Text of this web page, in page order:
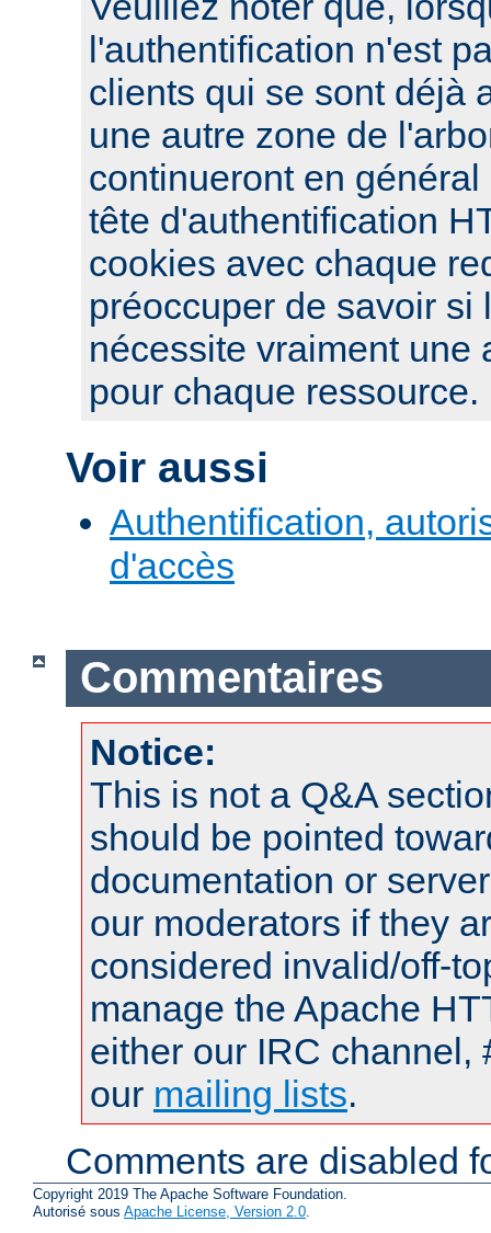
l'authentification n'est
clients qui se sont déjà
une autre zone de
continueront en
tête d'authentification
cookies avec chaque
préoccuper de savoir si
nécessite vraiment une
pour chaque ressource.
Voir aussi
Authentification,
d'accès
Commentaires
Notice:
This is not a Q&A
should be pointed
documentation or
our moderators if they
considered invalid/off-
manage the Apache
either our IRC channel,
our mailing lists.
Comments are disabled
Copyright 2019 The Apache Software Foundation.
Autorisé sous Apache License, Version 2.0.